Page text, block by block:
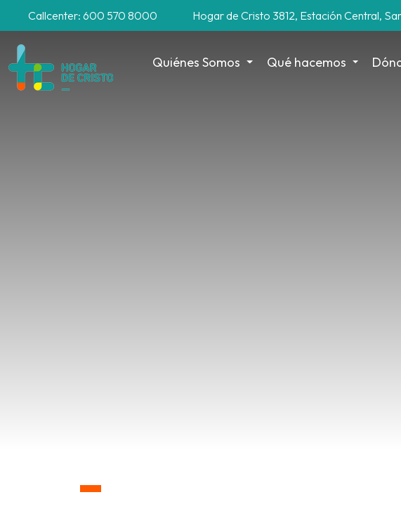
Callcenter: 600 570 8000 Hogar de Cristo 3812, Estación Central,
Quiénes Somos Qué hacemos